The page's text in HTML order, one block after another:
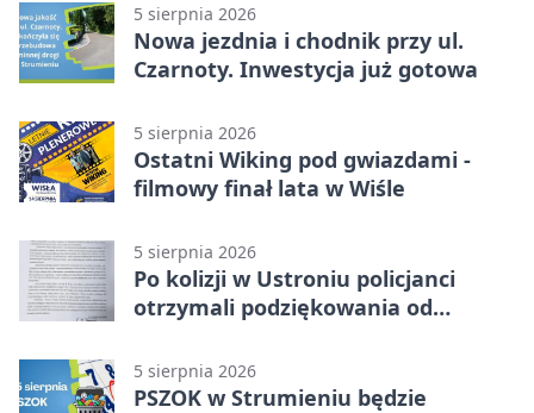
5 sierpnia 2026
Nowa jezdnia i chodnik przy ul.
Czarnoty. Inwestycja już gotowa
5 sierpnia 2026
Ostatni Wiking pod gwiazdami -
filmowy finał lata w Wiśle
5 sierpnia 2026
Po kolizji w Ustroniu policjanci
otrzymali podziękowania od
5 sierpnia 2026
PSZOK w Strumieniu będzie